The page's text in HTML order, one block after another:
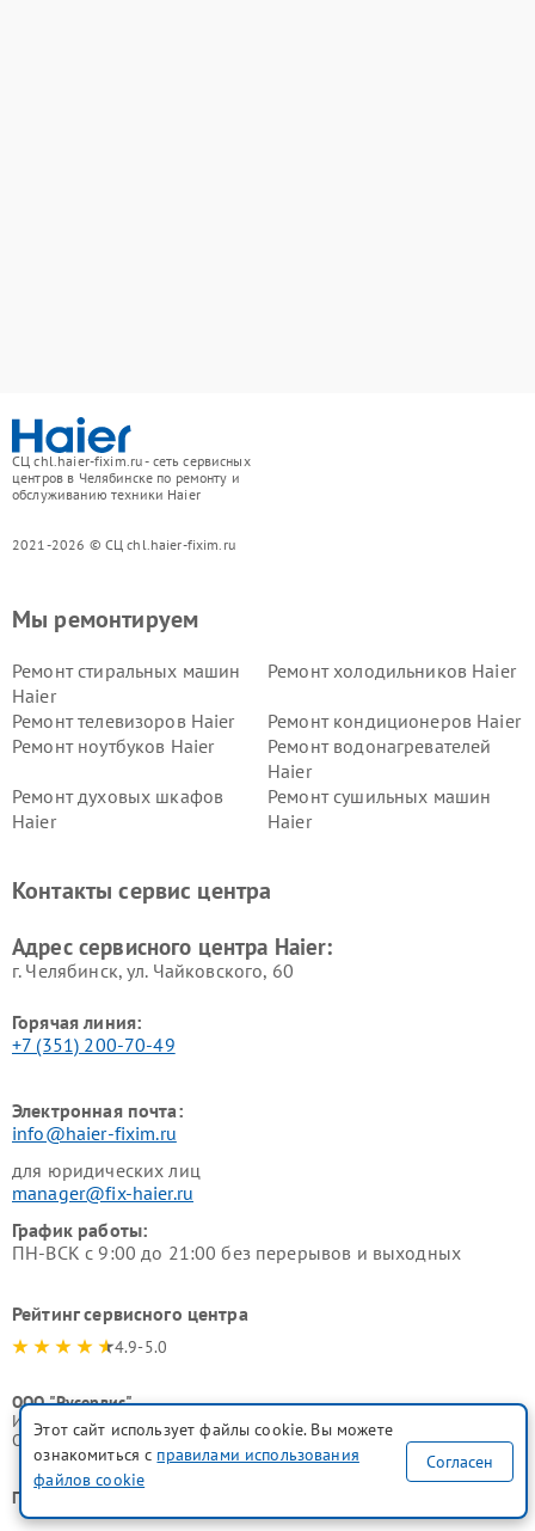
СЦ chl.haier-fixim.ru - сеть сервисных
центров в Челябинске по ремонту и
обслуживанию техники Haier
2021-2026 © СЦ chl.haier-fixim.ru
Мы ремонтируем
Ремонт стиральных машин
Haier
Ремонт холодильников Haier
Ремонт телевизоров Haier
Ремонт кондиционеров Haier
Ремонт ноутбуков Haier
Ремонт водонагревателей
Haier
Ремонт духовых шкафов
Haier
Ремонт сушильных машин
Haier
Ремонт роботов-пылесосов
Ремонт посудомоечных
Контакты сервис центра
Адрес сервисного центра Haier:
г. Челябинск, ул. Чайковского, 60
Горячая линия:
+7 (351) 200-70-49
Электронная почта:
info@haier-fixim.ru
для юридических лиц
manager@fix-haier.ru
График работы:
ПН-ВСК с 9:00 до 21:00 без перерывов и выходных
Рейтинг сервисного центра
4.9-5.0
ООО "Русервис"
ИНН 7702633247
ОГРН 1077746335776
Поделиться в соц. сетях:
Этот сайт использует файлы cookie. Вы можете
ознакомиться с правилами использования
файлов cookie
Согласен